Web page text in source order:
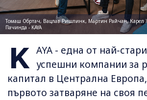
Томаш Обртач, Вацлав Ришлинк, Мартин Райчан, Карел
Пачинда - KAYA
K AYA - една от най-
успешни компании за
капитал в Централна
първото затваряне на своя